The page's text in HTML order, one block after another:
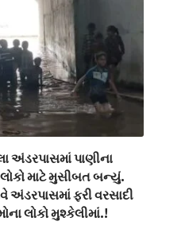
અંડરપાસમાં પાણીના
માટે મુસીબત બન્યું.
અંડરપાસમાં ફરી વરસાદી
લોકો મુશ્કેલીમાં.!